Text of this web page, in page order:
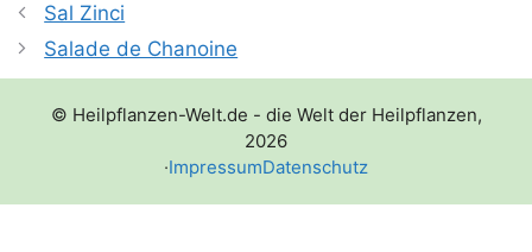
Sal Zinci
Salade de Chanoine
© Heilpflanzen-Welt.de - die Welt der Heilpflanzen,
2026
·ImpressumDatenschutz